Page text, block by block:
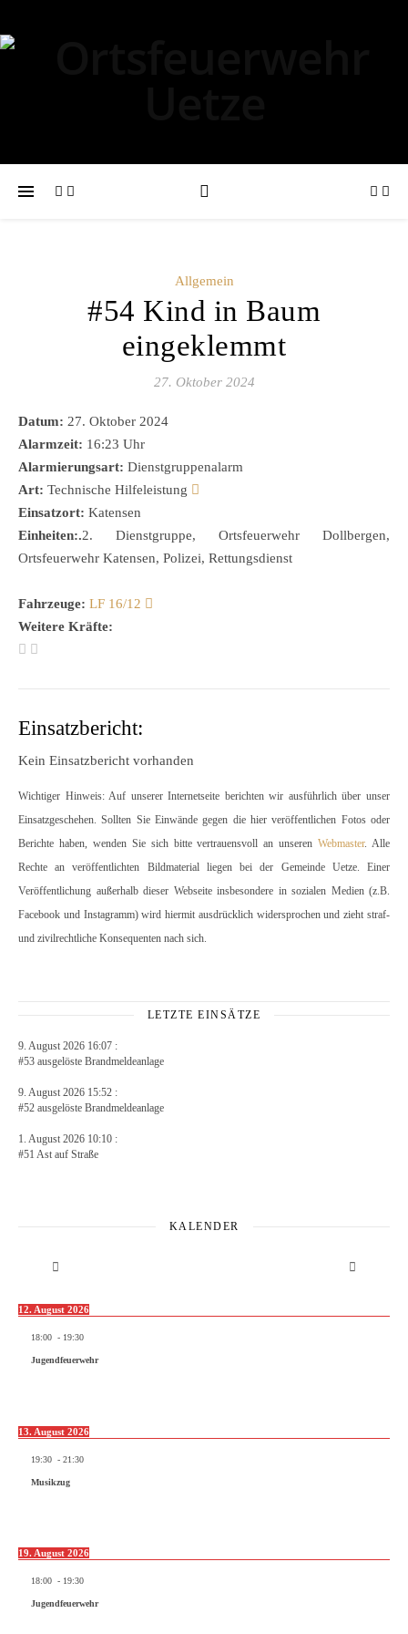
Allgemein
#54 Kind in Baum
eingeklemmt
27. Oktober 2024
Datum: 27. Oktober 2024
Alarmzeit: 16:23 Uhr
Alarmierungsart: Dienstgruppenalarm
Art: Technische Hilfeleistung
Einsatzort: Katensen
Einheiten:.2. Dienstgruppe, Ortsfeuerwehr Dollbergen,
Ortsfeuerwehr Katensen, Polizei, Rettungsdienst
Fahrzeuge: LF 16/12
Weitere Kräfte:
Einsatzbericht:
Kein Einsatzbericht vorhanden
Wichtiger Hinweis: Auf unserer Internetseite berichten wir ausführlich über unser
Einsatzgeschehen. Sollten Sie Einwände gegen die hier veröffentlichen Fotos oder
Berichte haben, wenden Sie sich bitte vertrauensvoll an unserenWebmaster. Alle
Rechte an veröffentlichten Bildmaterial liegen bei der Gemeinde Uetze. Einer
Veröffentlichung außerhalb dieser Webseite insbesondere in sozialen Medien (z.B.
Facebook und Instagramm) wird hiermit ausdrücklich widersprochen und zieht straf-
und zivilrechtliche Konsequenten nach sich.
LETZTE EINSÄTZE
9. August 2026 16:07 :
#53 ausgelöste Brandmeldeanlage
9. August 2026 15:52 :
#52 ausgelöste Brandmeldeanlage
1. August 2026 10:10 :
#51 Ast auf Straße
KALENDER
12. August 2026
18:00 - 19:30
Jugendfeuerwehr
13. August 2026
19:30 - 21:30
Musikzug
19. August 2026
18:00 - 19:30
Jugendfeuerwehr